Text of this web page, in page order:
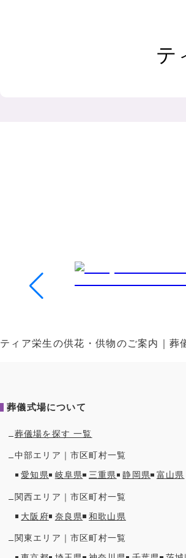
テ
ティア栄生の供花・供物のご案内｜葬
葬儀式場について
葬儀場を探す 一覧
中部エリア｜市区町村一覧
愛知県
岐阜県 三重県 静岡県 富山県
関西エリア｜市区町村一覧
大阪府
奈良県 和歌山県
関東エリア｜市区町村一覧